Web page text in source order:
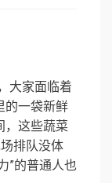
大家面临着
的一袋新鲜
，这些蔬菜
排队没体
”的普通人也